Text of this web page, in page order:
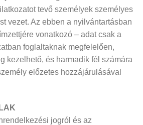
tevő személyek személyes
vezet. Az ebben a nyilvántartásban
vonatkozó – adat csak a
foglaltaknak megfelelően,
kezelhető, és harmadik fél számára
előzetes hozzájárulásával
jogról és az